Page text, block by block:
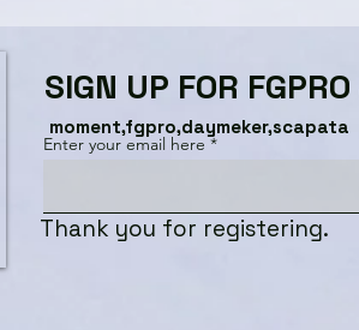
Enter your email here
Thank you for registering.
SIGN UP FOR
moment,fgpro,daymeker,scapata